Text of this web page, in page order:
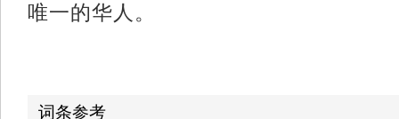
唯一的华人。
词条参考